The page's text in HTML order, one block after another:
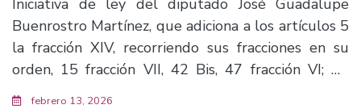
Iniciativa de ley del diputado José Guadalupe
Buenrostro Martínez, que adiciona a los artículos 5
la fracción XIV, recorriendo sus fracciones en su
orden, 15 fracción VII, 42 Bis, 47 fracción VI; 62
fracciones VI, VII, XI recorriendo sus fracciones en
febrero 13, 2026